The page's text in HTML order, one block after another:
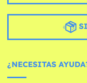
¿NECESITAS